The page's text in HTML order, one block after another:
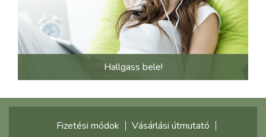
Hallgass bele!
Fizetési módok
Vásárlási útmutató